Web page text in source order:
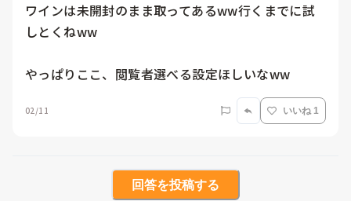
ワインは未開封のまま取ってあるww行くまでに試
しとくねww
やっぱりここ、閲覧者選べる設定ほしいなww
02/11 いいね 1
回答を投稿する